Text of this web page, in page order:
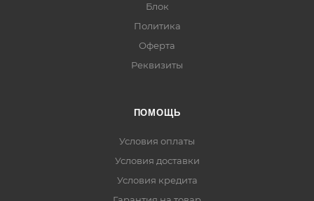
Блок
Политика
Оферта
Реквизиты
ПОМОЩЬ
Условия оплаты
Условия доставки
Условия кредита